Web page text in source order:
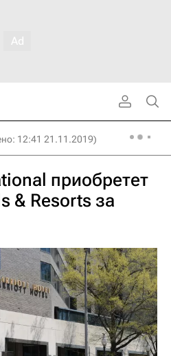
12:41 21.11.2019)
приобретет
& Resorts за